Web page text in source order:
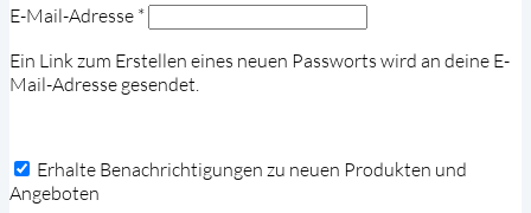
E-Mail-Adresse *Erforderlich
Ein Link zum Erstellen eines neuen Passworts wird an deine E-
Mail-Adresse gesendet.
Erhalte Benachrichtigungen zu neuen Produkten und
Angeboten